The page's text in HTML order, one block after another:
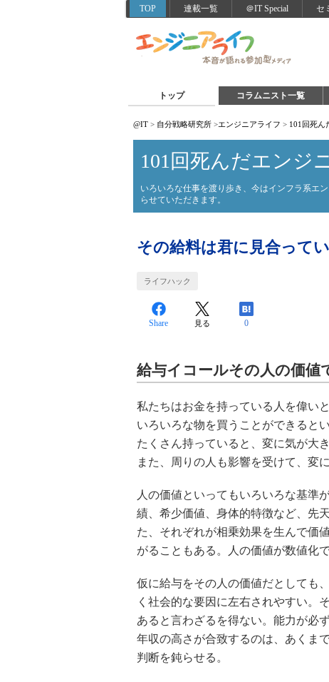
TOP 連載一覧 ＠IT Special セ
トップ コラムニスト一覧
@IT > 自分戦略研究所 >エンジニアライフ > 101回死ん
101回死んだエンジ
いろいろな仕事を渡り歩き、今はインフラ系エ
らせていただきます。
その給料は君に見合って
ライフハック
Share 見る 0
給与イコールその人の価値
私たちはお金を持っている人を偉い
いろいろな物を買うことができると
たくさん持っていると、変に気が大
また、周りの人も影響を受けて、変
人の価値といってもいろいろな基準
績、希少価値、身体的特徴など、先
た、それぞれが相乗効果を生んで価
がることもある。人の価値が数値化
仮に給与をその人の価値だとしても
く社会的な要因に左右されやすい。
あると言わざるを得ない。能力が必
年収の高さが合致するのは、あくま
判断を鈍らせる。